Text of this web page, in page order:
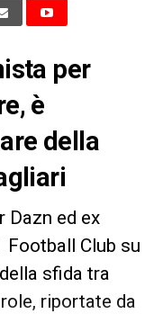
per
è
della
Dazn ed ex
Football Club su
sfida tra
riportate da